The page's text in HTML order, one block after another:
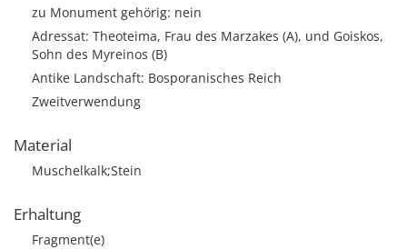
zu Monument gehörig: nein
Adressat: Theoteima, Frau des Marzakes (A), und Goiskos,
Sohn des Myreinos (B)
Antike Landschaft: Bosporanisches Reich
Zweitverwendung
Material
Muschelkalk;Stein
Erhaltung
Fragment(e)